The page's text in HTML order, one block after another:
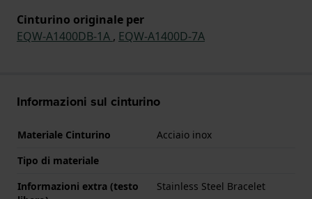
Cinturino originale per
EQW-A1400DB-1A , EQW-A1400D-7A
Informazioni sul cinturino
Materiale Cinturino
Acciaio inox
Tipo di materiale
Informazioni extra (testo
Stainless Steel Bracelet